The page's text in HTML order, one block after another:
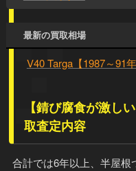
最新の買取相場
V40 Targa【1987～91年
【錆び腐食が激し
取査定内容
合計では6年以上、半屋